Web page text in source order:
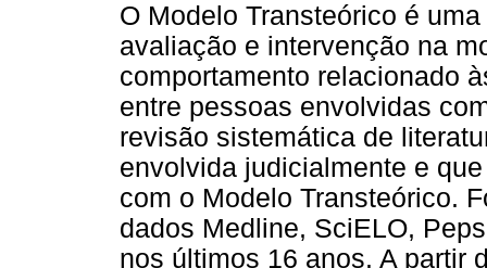
O Modelo Transteórico é
avaliação e intervenção na
comportamento relacionado
entre pessoas envolvidas
revisão sistemática de
envolvida judicialmente e
com o Modelo Transteórico.
dados Medline, SciELO,
nos últimos 16 anos. A partir